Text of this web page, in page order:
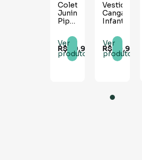
Colete
Junino
Pipoquinha
R$ 39,99
Ver
produto
Vestido
Cangaceira
Infantil
R$ 49,90
Ver
produto